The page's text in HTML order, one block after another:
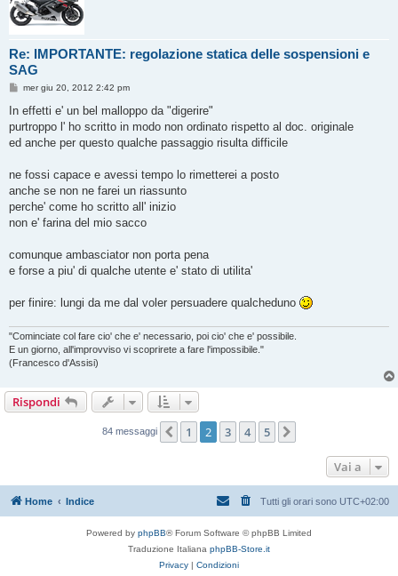
Re: IMPORTANTE: regolazione statica delle sospensioni e
SAG
M
s
a
g
o
mer giu 20, 2012 2:42 pm
In effetti e' un bel malloppo da "digerire"
purtroppo l' ho scritto in modo non ordinato rispetto al doc. originale
ed anche per questo qualche passaggio risulta difficile
ne fossi capace e avessi tempo lo rimetterei a posto
anche se non ne farei un riassunto
perche' come ho scritto all' inizio
non e' farina del mio sacco
comunque ambasciator non porta pena
e forse a piu' di qualche utente e' stato di utilita'
per finire: lungi da me dal voler persuadere qualcheduno
"Cominciate col fare cio' che e' necessario, poi cio' che e' possibile.
E un giorno, all'improvviso vi scoprirete a fare l'impossibile."
(Francesco d'Assisi)
Rispondi
84 messaggi Precedente
1 2 3 4 5
Vai a
Home Indice Tutti gli orari sono UTC+02:00
Powered by phpBB® Forum Software © phpBB Limited
Traduzione Italiana phpBB-Store.it
Privacy | Condizioni